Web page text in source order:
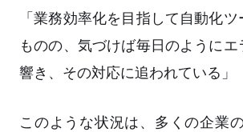
「業務効率化を目指して自動化
ものの、気づけば毎日のようにエ
響き、その対応に追われている」
このような状況は、多くの企業